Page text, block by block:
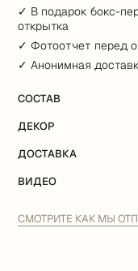
✓ В подарок бокс-
открытка
✓ Фотоотчет перед
✓ Анонимная
СОСТАВ
ДЕКОР
ДОСТАВКА
ВИДЕО
СМОТРИТЕ КАК МЫ